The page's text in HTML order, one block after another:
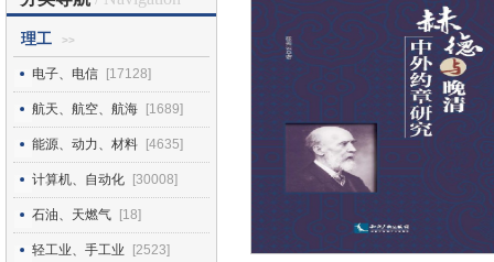
理工 >>
电子、电信 [17128]
航天、航空、航海 [1689]
能源、动力、材料 [4635]
计算机、自动化 [30008]
石油、天燃气 [18]
轻工业、手工业 [2523]